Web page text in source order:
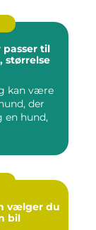
passer til
størrelse
kan være
der
en hund,
vælger du
bil